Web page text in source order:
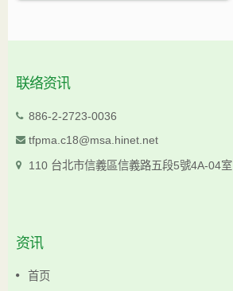
联络资讯
886-2-2723-0036
tfpma.c18@msa.hinet.net
110 台北市信義區信義路五段5號4A-04室
资讯
首页